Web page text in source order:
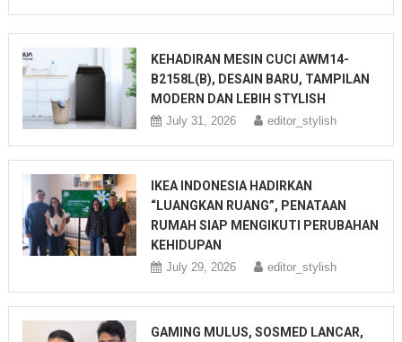
KEHADIRAN MESIN CUCI AWM14-
B2158L(B), DESAIN BARU, TAMPILAN
MODERN DAN LEBIH STYLISH
July 31, 2026 editor_stylish
IKEA INDONESIA HADIRKAN
“LUANGKAN RUANG”, PENATAAN
RUMAH SIAP MENGIKUTI PERUBAHAN
KEHIDUPAN
July 29, 2026 editor_stylish
GAMING MULUS, SOSMED LANCAR,